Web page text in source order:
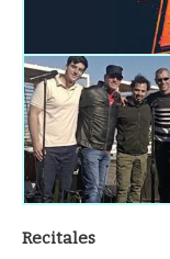
Recitales